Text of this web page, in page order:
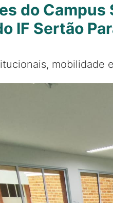
do Campus
IF Sertão
mobilidade